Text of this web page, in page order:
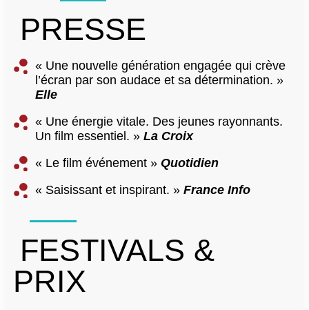
PRESSE
« Une nouvelle génération engagée qui crève
l’écran par son audace et sa détermination. »
Elle
« Une énergie vitale. Des jeunes rayonnants.
Un film essentiel. »La Croix
« Le film événement »Quotidien
« Saisissant et inspirant. »France Info
FESTIVALS &
PRIX